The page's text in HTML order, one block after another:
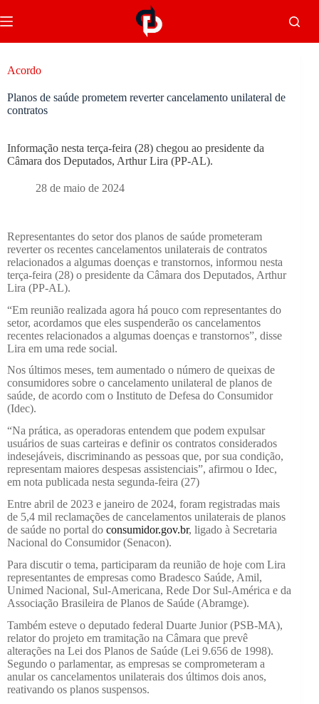
Acordo
Planos de saúde prometem reverter cancelamento unilateral de
contratos
Informação nesta terça-feira (28) chegou ao presidente da
Câmara dos Deputados, Arthur Lira (PP-AL).
28 de maio de 2024
Representantes do setor dos planos de saúde prometeram
reverter os recentes cancelamentos unilaterais de contratos
relacionados a algumas doenças e transtornos, informou nesta
terça-feira (28) o presidente da Câmara dos Deputados, Arthur
Lira (PP-AL).
“Em reunião realizada agora há pouco com representantes do
setor, acordamos que eles suspenderão os cancelamentos
recentes relacionados a algumas doenças e transtornos”, disse
Lira em uma rede social.
Nos últimos meses, tem aumentado o número de queixas de
consumidores sobre o cancelamento unilateral de planos de
saúde, de acordo com o Instituto de Defesa do Consumidor
(Idec).
“Na prática, as operadoras entendem que podem expulsar
usuários de suas carteiras e definir os contratos considerados
indesejáveis, discriminando as pessoas que, por sua condição,
representam maiores despesas assistenciais”, afirmou o Idec,
em nota publicada nesta segunda-feira (27)
Entre abril de 2023 e janeiro de 2024, foram registradas mais
de 5,4 mil reclamações de cancelamentos unilaterais de planos
de saúde no portal do consumidor.gov.br, ligado à Secretaria
Nacional do Consumidor (Senacon).
Para discutir o tema, participaram da reunião de hoje com Lira
representantes de empresas como Bradesco Saúde, Amil,
Unimed Nacional, Sul-Americana, Rede Dor Sul-América e da
Associação Brasileira de Planos de Saúde (Abramge).
Também esteve o deputado federal Duarte Junior (PSB-MA),
relator do projeto em tramitação na Câmara que prevê
alterações na Lei dos Planos de Saúde (Lei 9.656 de 1998).
Segundo o parlamentar, as empresas se comprometeram a
anular os cancelamentos unilaterais dos últimos dois anos,
reativando os planos suspensos.